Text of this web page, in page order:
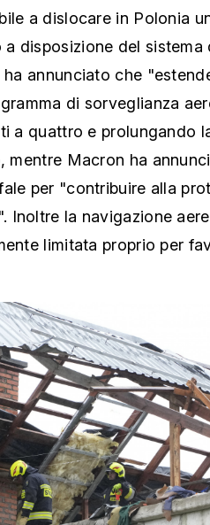
a dislocare in Polonia
disposizione del sistema
annunciato che
di sorveglianza
a quattro e prolungando
mentre Macron ha
per "contribuire alla
Inoltre la navigazione
limitata proprio per